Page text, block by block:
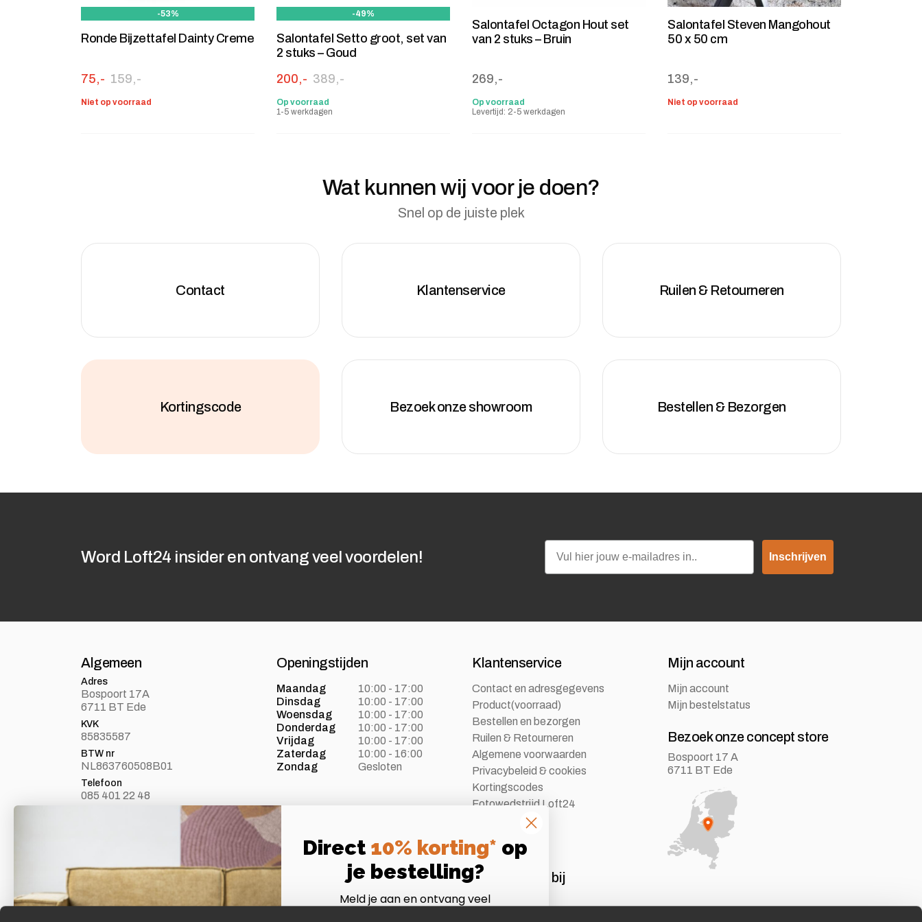
-53%
Ronde Bijzettafel Dainty Creme
159,-
Oorspronkelijke prijs was: 159,-.
75,-
Huidige prijs is: 75,-.
Niet op voorraad
-49%
Salontafel Setto groot, set van
2 stuks – Goud
389,-
Oorspronkelijke prijs was: 389,-.
200,-
Huidige prijs is: 200,-.
Op voorraad
1-5 werkdagen
Salontafel Octagon Hout set
van 2 stuks – Bruin
269,-
Op voorraad
Levertijd: 2-5 werkdagen
Salontafel Steven Mangohout
50 x 50 cm
139,-
Niet op voorraad
Wat kunnen wij voor je doen?
Snel op de juiste plek
Contact Klantenservice Ruilen & Retourneren
Kortingscode Bezoek onze showroom Bestellen & Bezorgen
Word Loft24 insider en ontvang veel voordelen!
Email
Inschrijven
Algemeen
Adres
Bospoort 17A
6711 BT Ede
KVK
85835587
BTW nr
NL863760508B01
Telefoon
085 401 22 48
Openingstijden
Maandag
10:00 - 17:00
Dinsdag
10:00 - 17:00
Woensdag
10:00 - 17:00
Donderdag
10:00 - 17:00
Vrijdag
10:00 - 17:00
Zaterdag
10:00 - 16:00
Zondag
Gesloten
Klantenservice
Contact en adresgegevens
Product(voorraad)
Bestellen en bezorgen
Ruilen & Retourneren
Algemene voorwaarden
Privacybeleid & cookies
Kortingscodes
Fotowedstrijd Loft24
Mijn account
Mijn account
Mijn bestelstatus
Bezoek onze concept store
Bospoort 17 A
6711 BT Ede
Laat je inspireren
Facebook
Instagram
Aangesloten bij
Direct 10% korting* op
je bestelling?
Meld je aan en ontvang veel